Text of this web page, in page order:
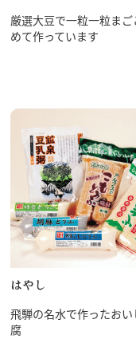
厳選大豆で一粒一粒まご
めて作っています
はやし
飛騨の名水で作ったおい
腐